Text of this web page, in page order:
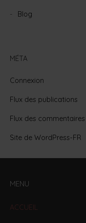
Blog
MÉTA
Connexion
Flux des publications
Flux des commentaires
Site de WordPress-FR
MENU
ACCUEIL